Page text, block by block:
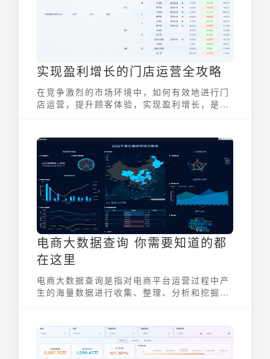
实现盈利增长的门店运营全攻略
在竞争激烈的市场环境中，如何有效地进行门
店运营，提升顾客体验，实现盈利增长，是每
程，提升竞争力。
电商大数据查询 你需要知道的都
在这里
电商大数据查询是指对电商平台运营过程中产
生的海量数据进行收集、整理、分析和挖掘的
息，从而优化运营策略，提高经营效益。有效
的电商大数据查询，能帮助企业在激烈的市场
竞争中获得优势，实现可持续增长。